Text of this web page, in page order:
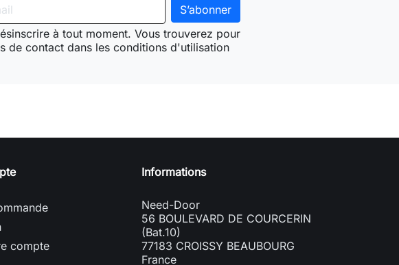
à tout moment. Vous trouverez pour
de contact dans les conditions d'utilisation
compte
Informations
Need-Door
56 BOULEVARD DE COURCERIN
(Bat.10)
77183 CROISSY BEAUBOURG
France